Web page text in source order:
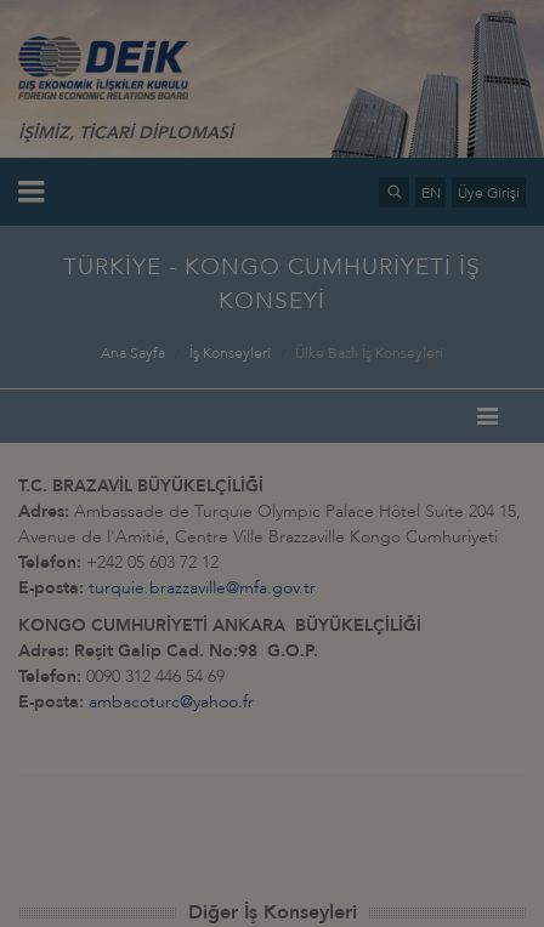
İŞİMİZ, TİCARİ DİPLOMASİ
EN Üye Girişi
TÜRKİYE - KONGO CUMHURİYETİ İŞ
KONSEYİ
Ana Sayfa İş Konseyleri Ülke Bazlı İş Konseyleri
T.C. BRAZAVİL BÜYÜKELÇİLİĞİ
Adres: Ambassade de Turquie Olympic Palace Hôtel Suite 204 15,
Avenue de l'Amitié, Centre Ville Brazzaville Kongo Cumhuriyeti
Telefon: +242 05 603 72 12
E-posta: turquie.brazzaville@mfa.gov.tr
KONGO CUMHURİYETİ ANKARA BÜYÜKELÇİLİĞİ
Adres: Reşit Galip Cad. No:98 G.O.P.
Telefon: 0090 312 446 54 69
E-posta: ambacoturc@yahoo.fr
Diğer İş Konseyleri